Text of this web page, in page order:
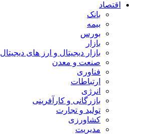
اقتصاد
بانک
بیمه
بورس
بازار
بازار دیجیتال و ارز های دیجیتال
صنعت و معدن
فناوری
ارتباطات
انرژی
بازرگانی و کارآفرینی
تولید و تجارت
کشاورزی
مدیریت